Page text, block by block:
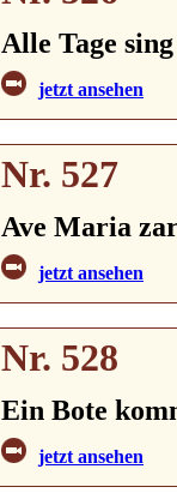
Alle Tage
jetzt ansehen
Nr. 527
Ave Maria
jetzt ansehen
Nr. 528
Ein Bote
jetzt ansehen